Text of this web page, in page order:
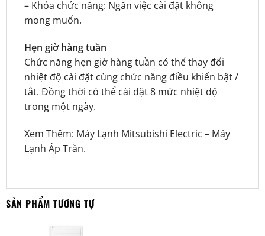
– Khóa chức năng: Ngăn việc cài đặt không
mong muốn.
Hẹn giờ hàng tuần
Chức năng hẹn giờ hàng tuần có thể thay đổi
nhiệt độ cài đặt cùng chức năng điều khiển bật /
tắt. Đồng thời có thể cài đặt 8 mức nhiệt độ
trong một ngày.
Xem Thêm: Máy Lạnh Mitsubishi Electric – Máy
Lạnh Áp Trần.
SẢN PHẨM TƯƠNG TỰ